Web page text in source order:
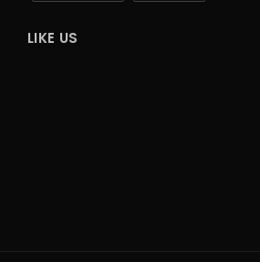
LIKE US